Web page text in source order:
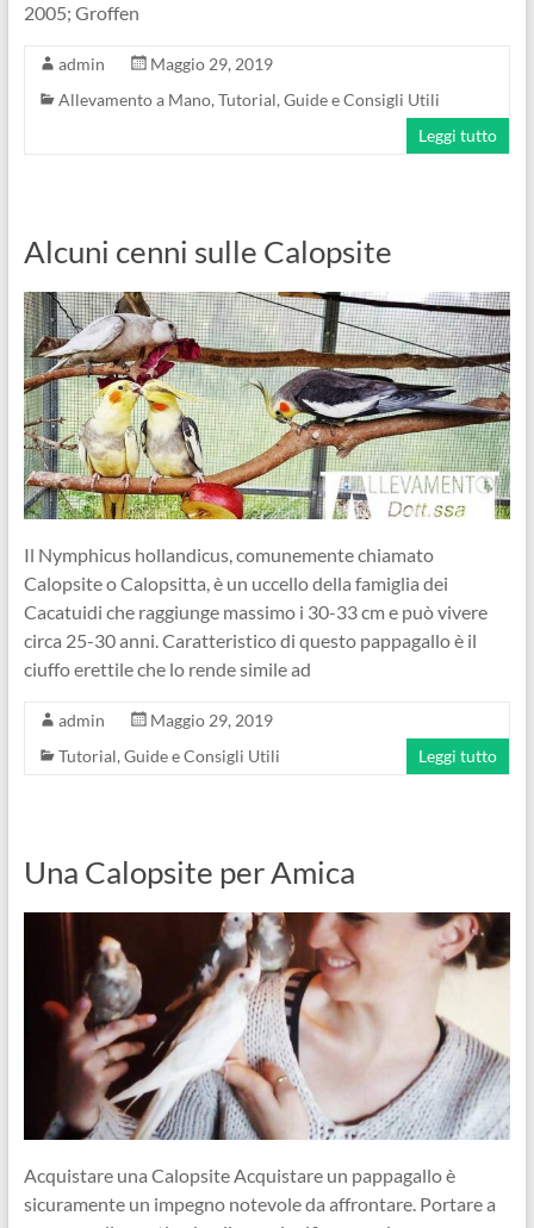
2005; Groffen
admin
Maggio 29, 2019
Allevamento a Mano, Tutorial, Guide e Consigli Utili
Leggi tutto
Alcuni cenni sulle Calopsite
Il Nymphicus hollandicus, comunemente chiamato
Calopsite o Calopsitta, è un uccello della famiglia dei
Cacatuidi che raggiunge massimo i 30-33 cm e può vivere
circa 25-30 anni. Caratteristico di questo pappagallo è il
ciuffo erettile che lo rende simile ad
admin
Maggio 29, 2019
Tutorial, Guide e Consigli Utili
Leggi tutto
Una Calopsite per Amica
Acquistare una Calopsite Acquistare un pappagallo è
sicuramente un impegno notevole da affrontare. Portare a